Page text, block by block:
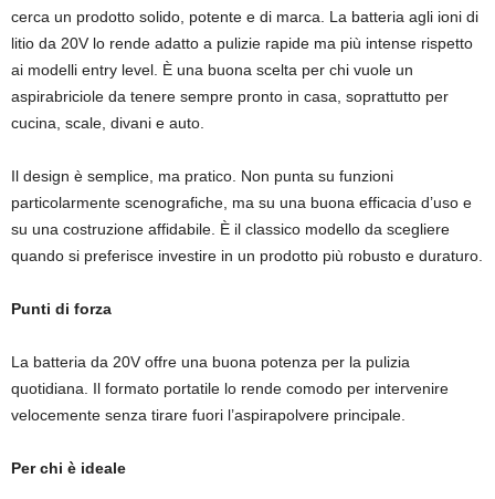
cerca un prodotto solido, potente e di marca. La batteria agli ioni di
litio da 20V lo rende adatto a pulizie rapide ma più intense rispetto
ai modelli entry level. È una buona scelta per chi vuole un
aspirabriciole da tenere sempre pronto in casa, soprattutto per
cucina, scale, divani e auto.
Il design è semplice, ma pratico. Non punta su funzioni
particolarmente scenografiche, ma su una buona efficacia d’uso e
su una costruzione affidabile. È il classico modello da scegliere
quando si preferisce investire in un prodotto più robusto e duraturo.
Punti di forza
La batteria da 20V offre una buona potenza per la pulizia
quotidiana. Il formato portatile lo rende comodo per intervenire
velocemente senza tirare fuori l’aspirapolvere principale.
Per chi è ideale